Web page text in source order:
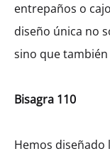
entrepaños o
diseño única no
sino que
Bisagra 110
Hemos diseñado